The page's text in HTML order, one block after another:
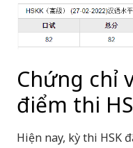
Chứng chỉ
điểm thi
Hiện nay, kỳ thi HSK